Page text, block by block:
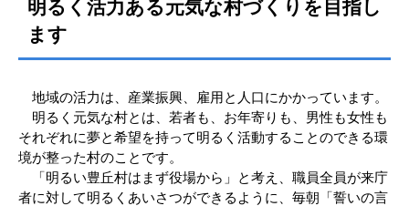
明るく活力ある元気な村づくりを目指し
ます
地域の活力は、産業振興、雇用と人口にかかっています。
明るく元気な村とは、若者も、お年寄りも、男性も女性も
それぞれに夢と希望を持って明るく活動することのできる環
境が整った村のことです。
「明るい豊丘村はまず役場から」と考え、職員全員が来庁
者に対して明るくあいさつができるように、毎朝「誓いの言